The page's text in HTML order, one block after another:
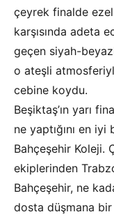
çeyrek finalde
karşısında adeta
geçen siyah-
o ateşli
cebine koydu.
Beşiktaş’ın yarı
ne yaptığını en
Bahçeşehir Koleji.
ekiplerinden
Bahçeşehir, ne
dosta düşmana bir